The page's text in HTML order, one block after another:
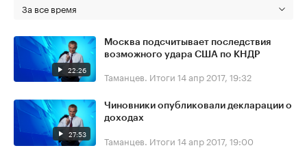
За все время
22:26
Москва подсчитывает последствия
возможного удара США по КНДР
Таманцев. Итоги 14 апр 2017, 19:32
27:53
Чиновники опубликовали декларации о
доходах
Таманцев. Итоги 14 апр 2017, 19:00